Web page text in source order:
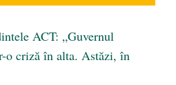
ACT: „Guvernul
o criză în alta. Astăzi, în